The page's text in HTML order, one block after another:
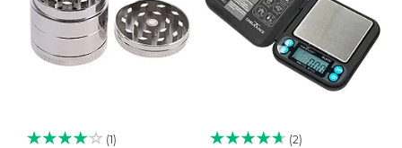
1 2